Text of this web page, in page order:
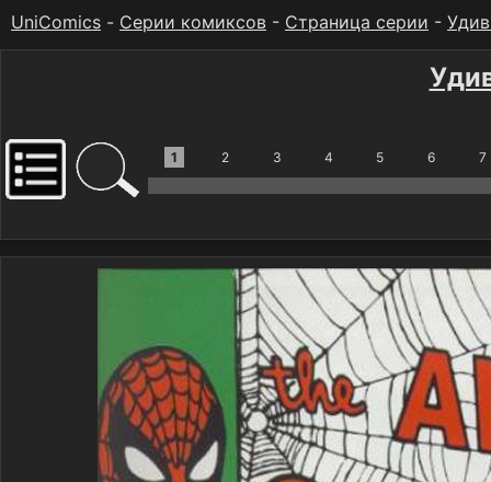
UniComics - Серии комиксов - Страница серии -
1 2 3 4 5 6 7